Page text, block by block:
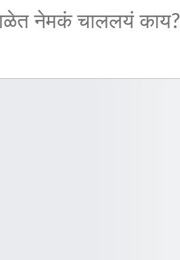
नेमकं चाललयं काय?